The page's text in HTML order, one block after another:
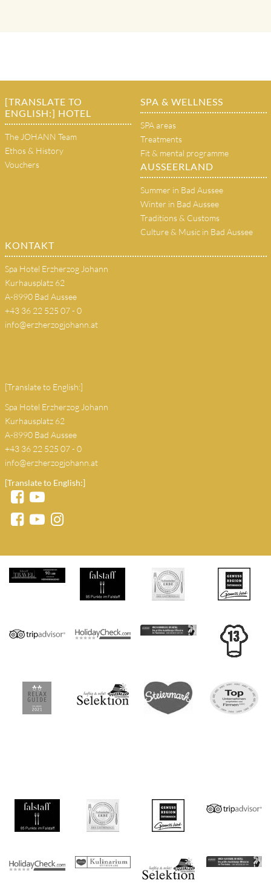
[TRANSLATE TO
ENGLISH:] HOTEL
The JOHANN Team
Ethos & History
Vouchers
SPA & WELLNESS
SPA areas
Treatments
Fit & mental programme
AUSSEERLAND
Summer in Bad Aussee
Winter in Bad Aussee
Traditions & Customs
Culture & Music in Bad Aussee
KONTAKT
Spa Hotel Erzherzog Johann
Kurhausplatz 62
A-8990 Bad Aussee
+43 36 22 525 07 - 0
info@erzherzogjohann.at
[Translate to English:]
Spa Hotel Erzherzog Johann
Kurhausplatz 62
A-8990 Bad Aussee
+43 36 22 525 07 - 0
info@erzherzogjohann.at
[Translate to English:]